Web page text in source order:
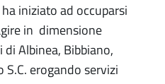
iniziato ad occuparsi
in dimensione
Albinea, Bibbiano,
S.C. erogando servizi